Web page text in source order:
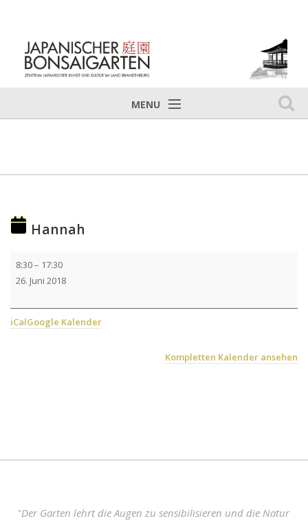
MENU
Über uns
Jobs
Anfahrt
Hannah
8:30– 17:30
26. Juni 2018
iCalGoogle Kalender
Kompletten Kalender ansehen
"Der Garten lehrt die Augen zu sensibilisieren und die Natur